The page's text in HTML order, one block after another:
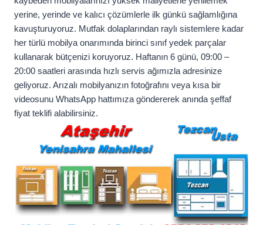
yerine, yerinde ve kalıcı çözümlerle ilk günkü sağlamlığına
kavuşturuyoruz. Mutfak dolaplarından raylı sistemlere kadar
her türlü mobilya onarımında birinci sınıf yedek parçalar
kullanarak bütçenizi koruyoruz. Haftanın 6 günü, 09:00 –
20:00 saatleri arasında hızlı servis ağımızla adresinize
geliyoruz. Arızalı mobilyanızın fotoğrafını veya kısa bir
videosunu WhatsApp hattımıza göndererek anında şeffaf
fiyat teklifi alabilirsiniz.